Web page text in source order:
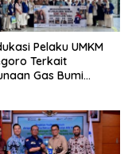
Pelaku UMKM
Terkait
Gas Bumi